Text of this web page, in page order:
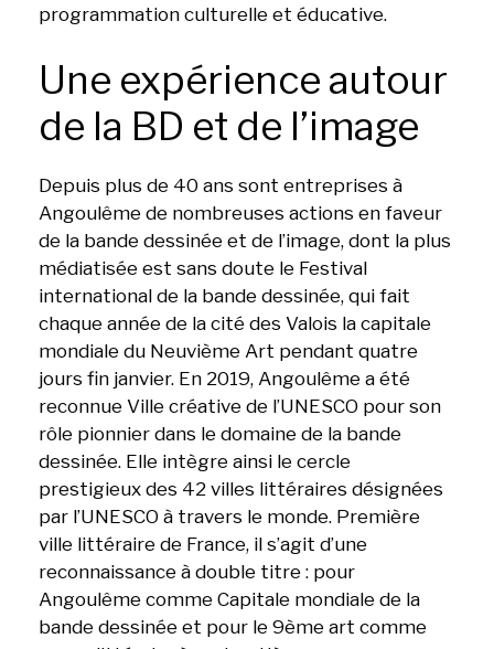
programmation culturelle et éducative.
Une expérience autour
de la BD et de l’image
Depuis plus de 40 ans sont entreprises à
Angoulême de nombreuses actions en faveur
de la bande dessinée et de l’image, dont la plus
médiatisée est sans doute le Festival
international de la bande dessinée, qui fait
chaque année de la cité des Valois la capitale
mondiale du Neuvième Art pendant quatre
jours fin janvier. En 2019, Angoulême a été
reconnue Ville créative de l’UNESCO pour son
rôle pionnier dans le domaine de la bande
dessinée. Elle intègre ainsi le cercle
prestigieux des 42 villes littéraires désignées
par l’UNESCO à travers le monde. Première
ville littéraire de France, il s’agit d’une
reconnaissance à double titre : pour
Angoulême comme Capitale mondiale de la
bande dessinée et pour le 9ème art comme